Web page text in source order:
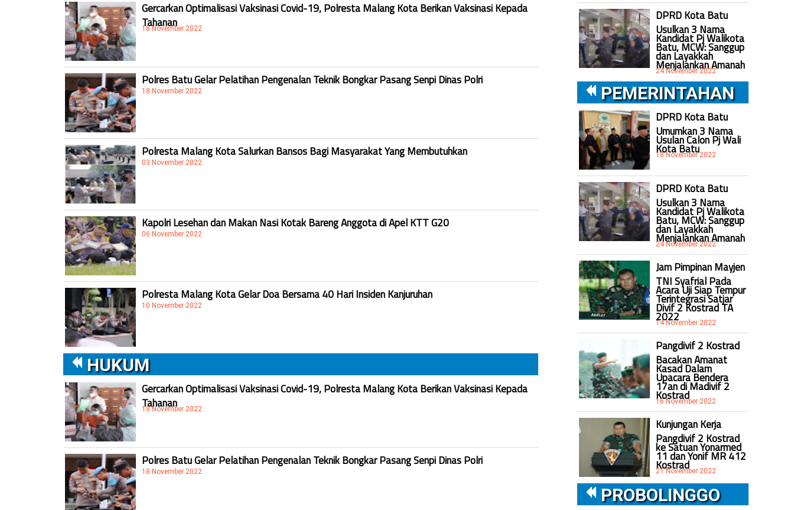
Gercarkan Optimalisasi Vaksinasi Covid-19, Polresta Malang Kota Berikan Vaksinasi Kepada
Tahanan
18 November 2022
Polres Batu Gelar Pelatihan Pengenalan Teknik Bongkar Pasang Senpi Dinas Polri
18 November 2022
Polresta Malang Kota Salurkan Bansos Bagi Masyarakat Yang Membutuhkan
03 November 2022
Kapolri Lesehan dan Makan Nasi Kotak Bareng Anggota di Apel KTT G20
06 November 2022
Polresta Malang Kota Gelar Doa Bersama 40 Hari Insiden Kanjuruhan
10 November 2022
HUKUM
Gercarkan Optimalisasi Vaksinasi Covid-19, Polresta Malang Kota Berikan Vaksinasi Kepada
Tahanan
18 November 2022
Polres Batu Gelar Pelatihan Pengenalan Teknik Bongkar Pasang Senpi Dinas Polri
18 November 2022
DPRD Kota Batu
Usulkan 3 Nama
Kandidat Pj Walikota
Batu, MCW: Sanggup
dan Layakkah
Menjalankan Amanah
24 November 2022
PEMERINTAHAN
DPRD Kota Batu
Umumkan 3 Nama
Usulan Calon Pj Wali
Kota Batu
18 November 2022
DPRD Kota Batu
Usulkan 3 Nama
Kandidat Pj Walikota
Batu, MCW: Sanggup
dan Layakkah
Menjalankan Amanah
24 November 2022
Jam Pimpinan Mayjen
TNI Syafrial Pada
Acara Uji Siap Tempur
Terintegrasi Satjar
Divif 2 Kostrad TA
2022
14 November 2022
Pangdivif 2 Kostrad
Bacakan Amanat
Kasad Dalam
Upacara Bendera
17an di Madivif 2
Kostrad
16 November 2022
Kunjungan Kerja
Pangdivif 2 Kostrad
ke Satuan Yonarmed
11 dan Yonif MR 412
Kostrad
21 November 2022
PROBOLINGGO